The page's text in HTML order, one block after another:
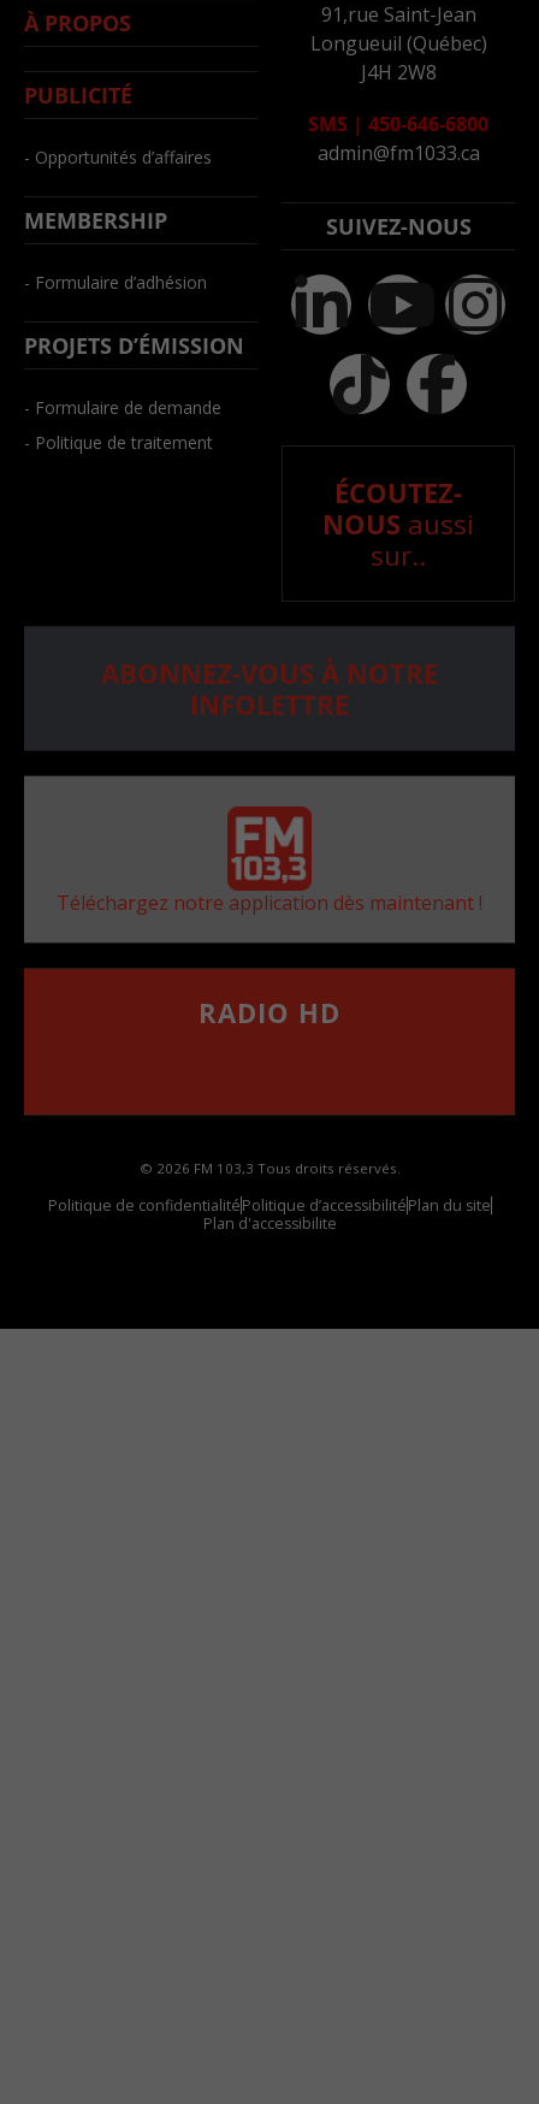
À PROPOS
PUBLICITÉ
- Opportunités d’affaires
MEMBERSHIP
- Formulaire d’adhésion
PROJETS D’ÉMISSION
- Formulaire de demande
- Politique de traitement
91,rue Saint-Jean
Longueuil (Québec)
J4H 2W8
SMS | 450-646-6800
admin@fm1033.ca
SUIVEZ-NOUS
ÉCOUTEZ-
NOUS aussi
sur..
ABONNEZ-VOUS À NOTRE
INFOLETTRE
Téléchargez notre application dès maintenant !
RADIO HD
© 2026 FM 103,3 Tous droits réservés.
Politique de confidentialitéPolitique d’accessibilitéPlan du site
Plan d'accessibilite